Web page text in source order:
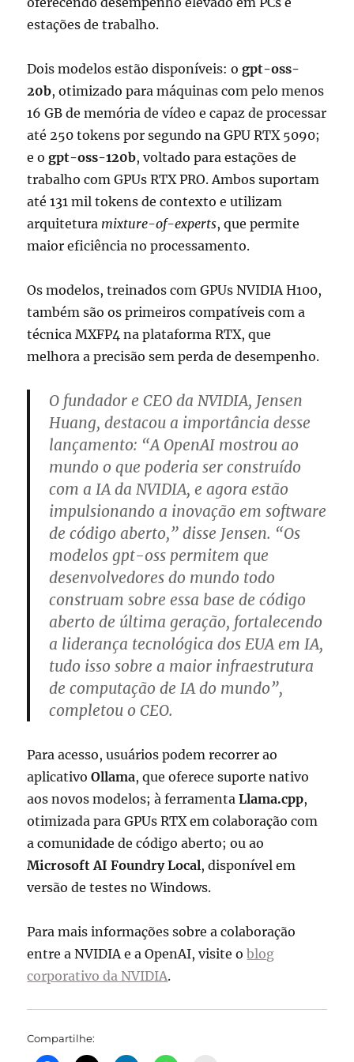
estações de trabalho.
Dois modelos estão disponíveis: ogpt-oss-
20b, otimizado para máquinas com pelo menos
16 GB de memória de vídeo e capaz de processar
até 250 tokens por segundo na GPU RTX 5090;
e ogpt-oss-120b, voltado para estações de
trabalho com GPUs RTX PRO. Ambos suportam
até 131 mil tokens de contexto e utilizam
arquitetura mixture-of-experts, que permite
maior eficiência no processamento.
Os modelos, treinados com GPUs NVIDIA H100,
também são os primeiros compatíveis com a
técnica MXFP4 na plataforma RTX, que
melhora a precisão sem perda de desempenho.
O fundador e CEO da NVIDIA, Jensen
Huang, destacou a importância desse
lançamento: “A OpenAI mostrou ao
mundo o que poderia ser construído
com a IA da NVIDIA, e agora estão
impulsionando a inovação em software
de código aberto,” disse Jensen. “Os
modelos gpt-oss permitem que
desenvolvedores do mundo todo
construam sobre essa base de código
aberto de última geração, fortalecendo
a liderança tecnológica dos EUA em IA,
tudo isso sobre a maior infraestrutura
de computação de IA do mundo”,
completou o CEO.
Para acesso, usuários podem recorrer ao
aplicativoOllama, que oferece suporte nativo
aos novos modelos; à ferramentaLlama.cpp,
otimizada para GPUs RTX em colaboração com
a comunidade de código aberto; ou ao
Microsoft AI Foundry Local, disponível em
versão de testes no Windows.
Para mais informações sobre a colaboração
entre a NVIDIA e a OpenAI, visite oblog
corporativo da NVIDIA.
Compartilhe: